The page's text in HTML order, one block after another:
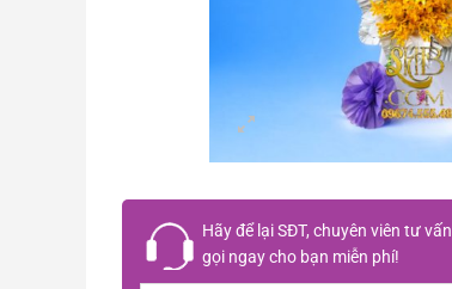
Hãy để lạiSĐT, chuyên viên tư vấn
gọi ngay cho bạn miễn phí!